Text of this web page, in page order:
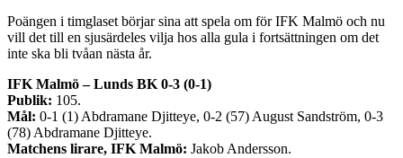
Poängen i timglaset börjar sina att spela om för IFK Malmö och nu
vill det till en sjusärdeles vilja hos alla gula i fortsättningen om det
inte ska bli tvåan nästa år.
IFK Malmö – Lunds BK 0-3 (0-1)
Publik: 105.
Mål: 0-1 (1) Abdramane Djitteye, 0-2 (57) August Sandström, 0-3
(78) Abdramane Djitteye.
Matchens lirare, IFK Malmö: Jakob Andersson.